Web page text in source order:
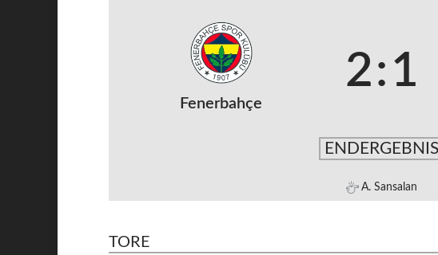
Fenerbahçe
2:1
ENDERGEBNIS
A. Sansalan
TORE